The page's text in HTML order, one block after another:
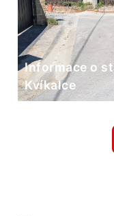
Informace o
Kvíkalce